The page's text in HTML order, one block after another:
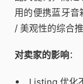
用的便携蓝牙
/ 美观性的综合推
对卖家的影响：
Listing 优化